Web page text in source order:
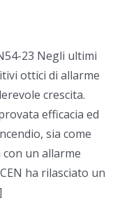
23 Negli ultimi
ottici di allarme
crescita.
efficacia ed
sia come
un allarme
ha rilasciato un